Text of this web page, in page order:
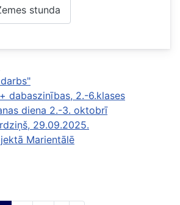
stunda
dabaszinības, 2.-6.klases
diena 2.-3. oktobrī
29.09.2025.
Marientālē